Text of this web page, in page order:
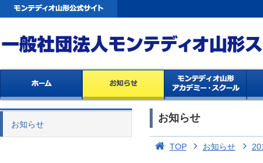
お知らせ
お知らせ
TOP お知らせ